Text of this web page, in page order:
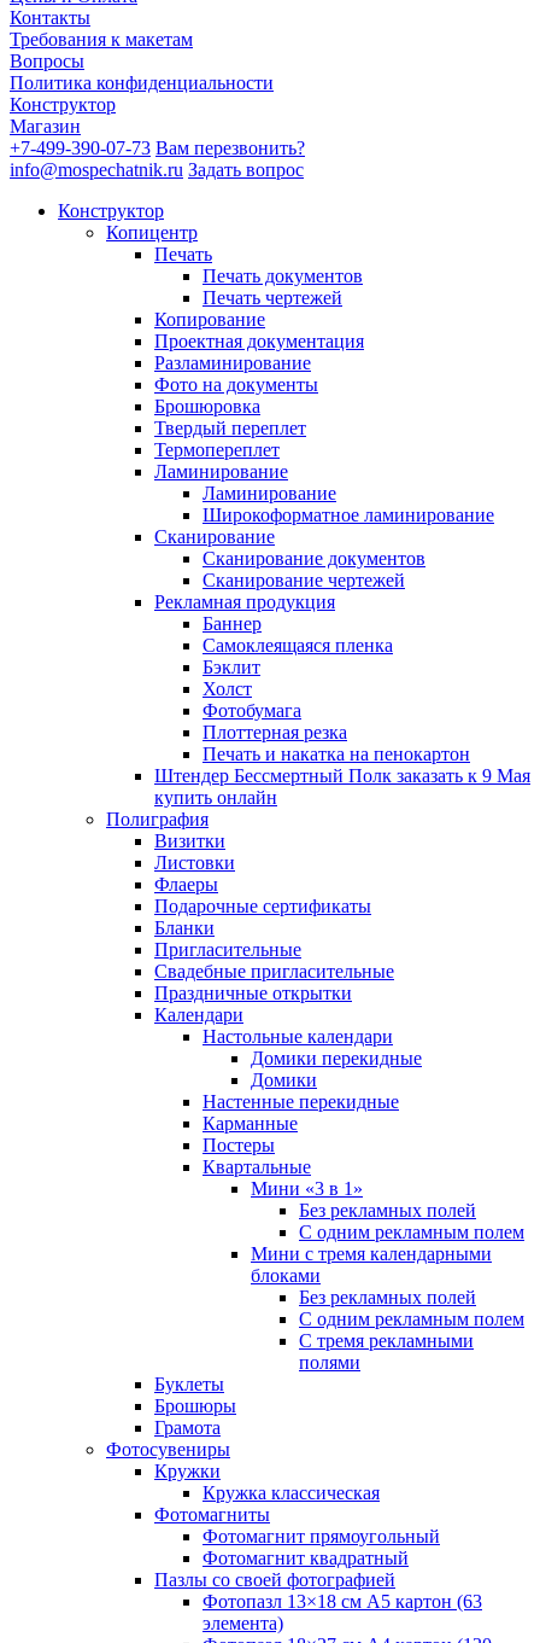
Контакты
Требования к макетам
Вопросы
Политика конфиденциальности
Конструктор
Магазин
+7-499-390-07-73 Вам перезвонить?
info@mospechatnik.ru Задать вопрос
Конструктор
Копицентр
Печать
Печать документов
Печать чертежей
Копирование
Проектная документация
Разламинирование
Фото на документы
Брошюровка
Твердый переплет
Термопереплет
Ламинирование
Ламинирование
Широкоформатное ламинирование
Сканирование
Сканирование документов
Сканирование чертежей
Рекламная продукция
Баннер
Самоклеящаяся пленка
Бэклит
Холст
Фотобумага
Плоттерная резка
Печать и накатка на пенокартон
Штендер Бессмертный Полк заказать к 9 Мая
купить онлайн
Полиграфия
Визитки
Листовки
Флаеры
Подарочные сертификаты
Бланки
Пригласительные
Свадебные пригласительные
Праздничные открытки
Календари
Настольные календари
Домики перекидные
Домики
Настенные перекидные
Карманные
Постеры
Квартальные
Мини «3 в 1»
Без рекламных полей
С одним рекламным полем
Мини с тремя календарными
блоками
Без рекламных полей
С одним рекламным полем
С тремя рекламными
полями
Буклеты
Брошюры
Грамота
Фотосувениры
Кружки
Кружка классическая
Фотомагниты
Фотомагнит прямоугольный
Фотомагнит квадратный
Пазлы со своей фотографией
Фотопазл 13×18 см А5 картон (63
элемента)